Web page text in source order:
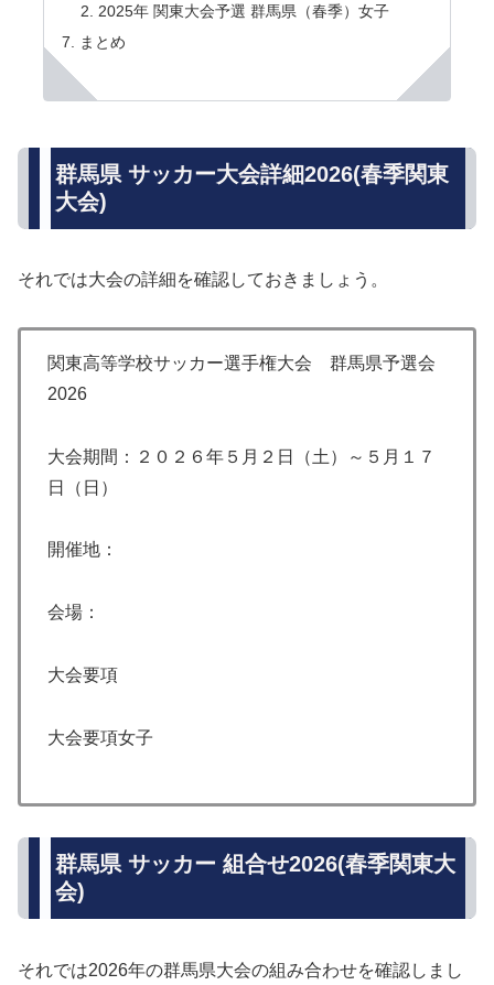
2025年 関東大会予選 群馬県（春季）女子
まとめ
群馬県 サッカー大会詳細2026(春季関東
大会)
それでは大会の詳細を確認しておきましょう。
関東高等学校サッカー選手権大会 群馬県予選会
2026
大会期間：２０２６年５月２日（土）～５月１７
日（日）
開催地：
会場：
大会要項
大会要項女子
群馬県 サッカー 組合せ2026(春季関東大
会)
それでは2026年の群馬県大会の組み合わせを確認しまし